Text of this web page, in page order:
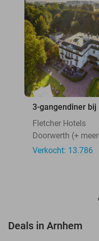
3-gangendiner
Fletcher Hotels
Doorwerth (+
Verkocht: 13.786
Deals in Arnhem